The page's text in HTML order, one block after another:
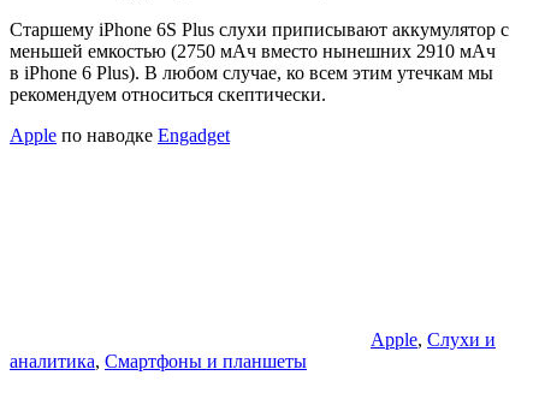
Старшему iPhone 6S Plus слухи приписывают аккумулятор с
меньшей емкостью (2750 мАч вместо нынешних 2910 мАч
в iPhone 6 Plus). В любом случае, ко всем этим утечкам мы
рекомендуем относиться скептически.
Apple по наводке Engadget
Apple, Слухи и
аналитика, Смартфоны и планшеты